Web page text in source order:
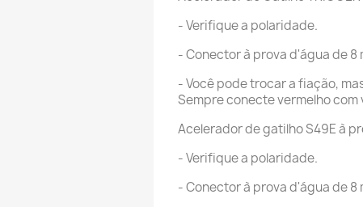
- Verifique a polaridade.
- Conector à prova d'água de 8
- Você pode trocar a fiação,
Sempre conecte vermelho com
Acelerador de gatilho S49E à
- Verifique a polaridade.
- Conector à prova d'água de 8